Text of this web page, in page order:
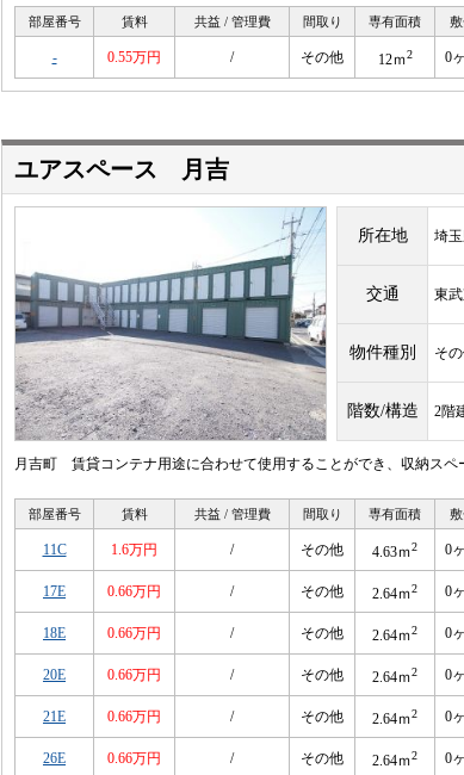
部屋番号 賃料 共益 / 管理費 間取り 専有面積
- 0.55万円 / その他 12ｍ2 0
ユアスペース 月吉
所在地 埼
交通 東
物件種別 そ
階数/構造 2階
月吉町 賃貸コンテナ用途に合わせて使用することができ、収納スペ
部屋番号 賃料 共益 / 管理費 間取り 専有面積
11C 1.6万円 / その他 4.63ｍ2 0
17E 0.66万円 / その他 2.64ｍ2 0
18E 0.66万円 / その他 2.64ｍ2 0
20E 0.66万円 / その他 2.64ｍ2 0
21E 0.66万円 / その他 2.64ｍ2 0
26E 0.66万円 / その他 2.64ｍ2 0